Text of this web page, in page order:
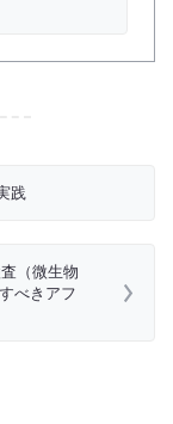
践
（微生物
べきアフ